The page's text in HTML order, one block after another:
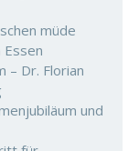
müde
Essen
– Dr. Florian
und